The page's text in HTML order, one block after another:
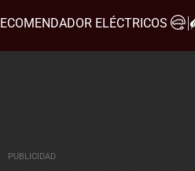
ELÉCTRICOS